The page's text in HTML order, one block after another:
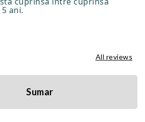
ani.
All reviews
Sumar